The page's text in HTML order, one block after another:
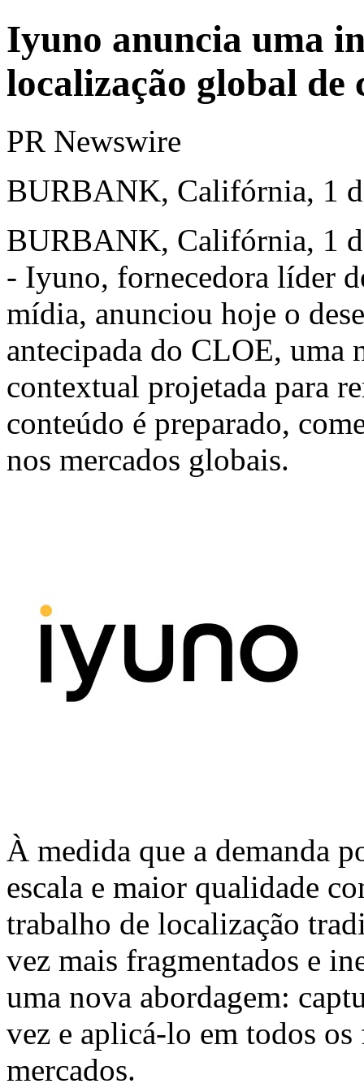
Iyuno anuncia uma
localização global de
PR Newswire
BURBANK, Califórnia, 1
BURBANK, Califórnia, 1
- Iyuno, fornecedora líder
mídia, anunciou hoje o
antecipada do CLOE, uma
contextual projetada para
conteúdo é preparado,
nos mercados globais.
À medida que a demanda
escala e maior qualidade
trabalho de localização
vez mais fragmentados e
uma nova abordagem:
vez e aplicá-lo em todos
mercados.